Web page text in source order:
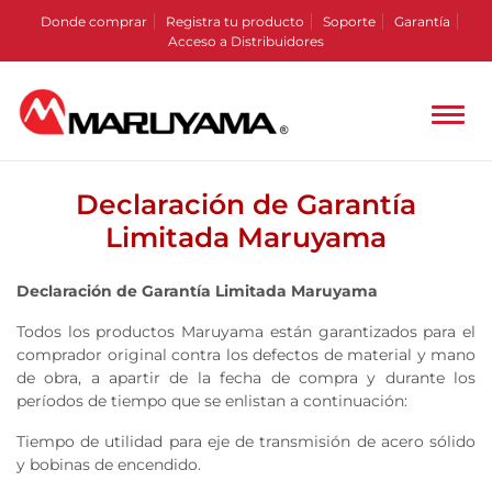
Donde comprar Registra tu producto Soporte
Garantía
Acceso a Distribuidores
Declaración de Garantía
Limitada Maruyama
Declaración de Garantía Limitada Maruyama
Todos los productos Maruyama están garantizados para el
comprador original contra los defectos de material y mano
de obra, a apartir de la fecha de compra y durante los
períodos de tiempo que se enlistan a continuación:
Tiempo de utilidad para eje de transmisión de acero sólido
y bobinas de encendido.